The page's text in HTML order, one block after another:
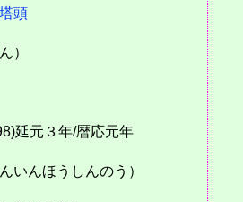
塔頭
）
延元３年/暦応元年
いんほうしんのう）